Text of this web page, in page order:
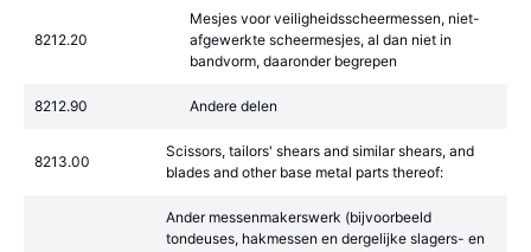
8212.20
Mesjes voor veiligheidsscheermessen, niet-
afgewerkte scheermesjes, al dan niet in
bandvorm, daaronder begrepen
8212.90 Andere delen
8213.00
Scissors, tailors' shears and similar shears, and
blades and other base metal parts thereof:
Ander messenmakerswerk (bijvoorbeeld
tondeuses, hakmessen en dergelijke slagers- en